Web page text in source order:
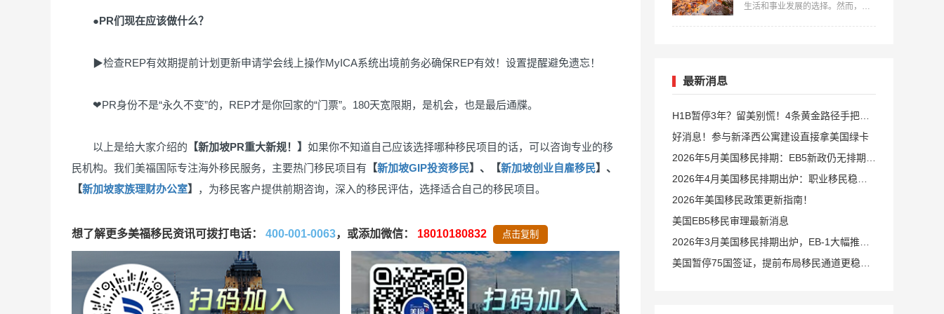
●PR们现在应该做什么？
▶检查REP有效期提前计划更新申请学会线上操作MyICA系统出境前务必确保REP有效！设置提醒避免遗忘！
❤PR身份不是“永久不变”的，REP才是你回家的“门票”。180天宽限期，是机会，也是最后通牒。
以上是给大家介绍的 【新加坡PR重大新规！】 如果你不知道自己应该选择哪种移民项目的话，可以咨询专业的移
民机构。我们美福国际专注海外移民服务，主要热门移民项目有 【新加坡GIP投资移民】、【新加坡创业自雇移民】、
【新加坡家族理财办公室】 ，为移民客户提供前期咨询，深入的移民评估，选择适合自己的移民项目。
想了解更多美福移民资讯可拨打电话： 400-001-0063，或添加微信： 18010180832 点击复制
径和条件。…
生活和事业发展的选择。然而，在
费用要求是非常重要的。本文中，
最新消息
H1B暂停3年？留美别慌！4条黄金路径手把手
教你留美
好消息！参与新泽西公寓建设直接拿美国绿卡
2026年5月美国移民排期：EB5新政仍无排期！
旧政狂飙5个月！
2026年4月美国移民排期出炉：职业移民稳步
前进，EB5新政依旧无排期
2026年美国移民政策更新指南！
美国EB5移民审理最新消息
2026年3月美国移民排期出炉，EB-1大幅推
进，EB5新政仍无排期
美国暂停75国签证，提前布局移民通道更稳定